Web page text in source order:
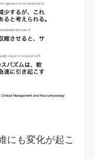
にも変化が起こ